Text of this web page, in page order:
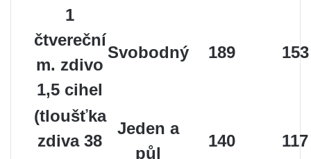
1
čtvereční
m. zdivo
1,5 cihel
Svobodný 189 153
(tloušťka
zdiva 38
Jeden a
půl
140 117